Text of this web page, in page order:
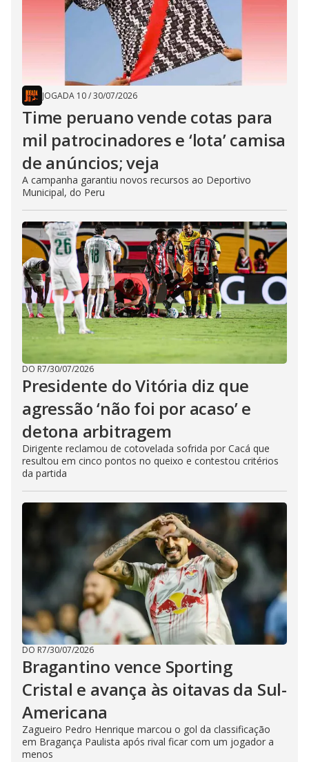
JOGADA 10/30/07/2026
Time peruano vende cotas para
mil patrocinadores e ‘lota’ camisa
de anúncios; veja
A campanha garantiu novos recursos ao Deportivo
Municipal, do Peru
DO R7/30/07/2026
Presidente do Vitória diz que
agressão ‘não foi por acaso’ e
detona arbitragem
Dirigente reclamou de cotovelada sofrida por Cacá que
resultou em cinco pontos no queixo e contestou critérios
da partida
DO R7/30/07/2026
Bragantino vence Sporting
Cristal e avança às oitavas da Sul-
Americana
Zagueiro Pedro Henrique marcou o gol da classificação
em Bragança Paulista após rival ficar com um jogador a
menos